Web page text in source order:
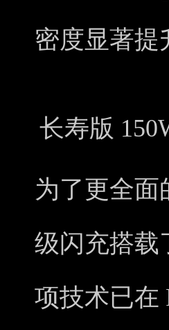
密度显著提
长寿版
为了更全面
级闪充搭载
项技术已在